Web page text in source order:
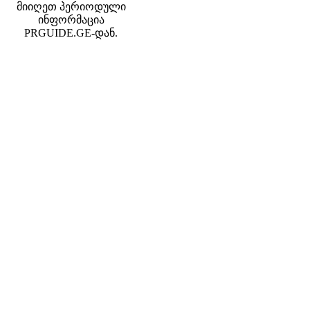
მიიღეთ პერიოდული
ინფორმაცია
PRGUIDE.GE-დან.